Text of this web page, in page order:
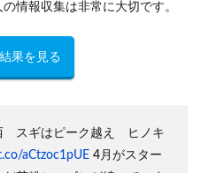
情報収集は非常に大切です。
果を見る
スギはピーク越え ヒノキ
aCtzoc1pUE 4月がスター